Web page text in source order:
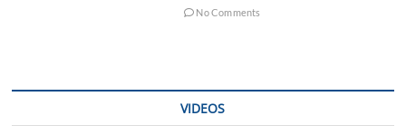
No Comments
VIDEOS